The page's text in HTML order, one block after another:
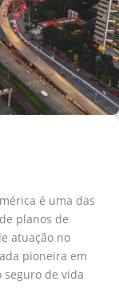
é uma das
planos de
atuação no
pioneira em
seguro de vida